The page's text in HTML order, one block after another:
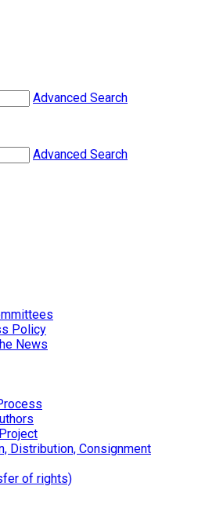
Advanced Search
Advanced Search
Policy
News
Distribution, Consignment
of rights)